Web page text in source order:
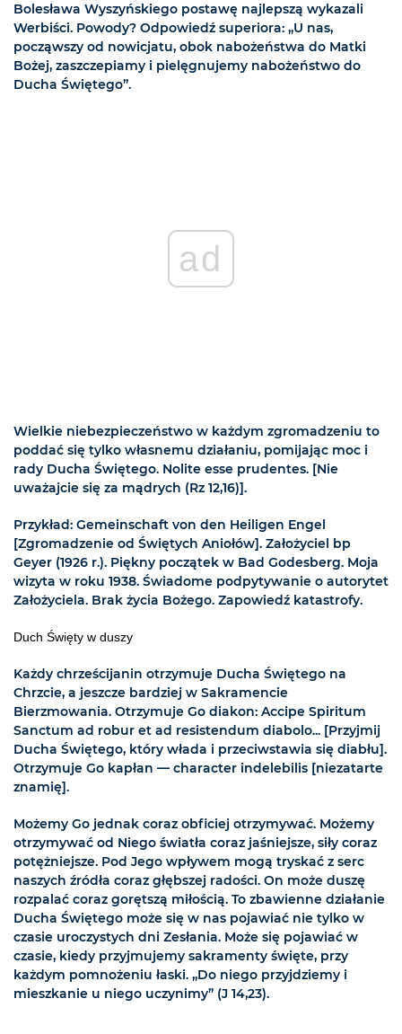
Bolesława Wyszyńskiego postawę najlepszą wykazali
Werbiści. Powody? Odpowiedź superiora: „U nas,
począwszy od nowicjatu, obok nabożeństwa do Matki
Bożej, zaszczepiamy i pielęgnujemy nabożeństwo do
Ducha Świętego”.
ad
Wielkie niebezpieczeństwo w każdym zgromadzeniu to
poddać się tylko własnemu działaniu, pomijając moc i
rady Ducha Świętego. Nolite esse prudentes. [Nie
uważajcie się za mądrych (Rz 12,16)].
Przykład: Gemeinschaft von den Heiligen Engel
[Zgromadzenie od Świętych Aniołów]. Założyciel bp
Geyer (1926 r.). Piękny początek w Bad Godesberg. Moja
wizyta w roku 1938. Świadome podpytywanie o autorytet
Założyciela. Brak życia Bożego. Zapowiedź katastrofy.
Duch Święty w duszy
Każdy chrześcijanin otrzymuje Ducha Świętego na
Chrzcie, a jeszcze bardziej w Sakramencie
Bierzmowania. Otrzymuje Go diakon: Accipe Spiritum
Sanctum ad robur et ad resistendum diabolo... [Przyjmij
Ducha Świętego, który włada i przeciwstawia się diabłu].
Otrzymuje Go kapłan — character indelebilis [niezatarte
znamię].
Możemy Go jednak coraz obficiej otrzymywać. Możemy
otrzymywać od Niego światła coraz jaśniejsze, siły coraz
potężniejsze. Pod Jego wpływem mogą tryskać z serc
naszych źródła coraz głębszej radości. On może duszę
rozpalać coraz gorętszą miłością. To zbawienne działanie
Ducha Świętego może się w nas pojawiać nie tylko w
czasie uroczystych dni Zesłania. Może się pojawiać w
czasie, kiedy przyjmujemy sakramenty święte, przy
każdym pomnożeniu łaski. „Do niego przyjdziemy i
mieszkanie u niego uczynimy” (J 14,23).